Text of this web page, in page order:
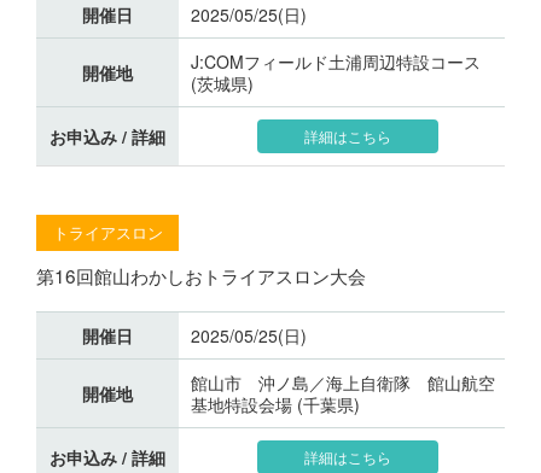
開催日 2025/05/25(日)
開催地
J:COMフィールド土浦周辺特設コース
(茨城県)
お申込み / 詳細 詳細はこちら
トライアスロン
第16回館山わかしおトライアスロン大会
開催日 2025/05/25(日)
開催地
館山市 沖ノ島／海上自衛隊 館山航空
基地特設会場 (千葉県)
お申込み / 詳細 詳細はこちら